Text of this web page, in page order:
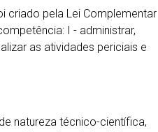
criado pela Lei Complementar
I - administrar,
as atividades periciais e
natureza técnico-científica,